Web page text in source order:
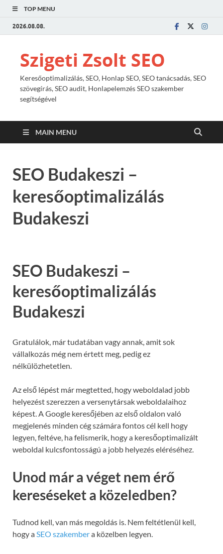
TOP MENU
2026.08.08.
Szigeti Zsolt SEO
Keresőoptimalizálás, SEO, Honlap SEO, SEO tanácsadás, SEO
szövegírás, SEO audit, Honlapelemzés SEO szakember
segítségével
MAIN MENU
SEO Budakeszi –
keresőoptimalizálás
Budakeszi
SEO Budakeszi –
keresőoptimalizálás
Budakeszi
Gratulálok, már tudatában vagy annak, amit sok
vállalkozás még nem értett meg, pedig ez
nélkülözhetetlen.
Az első lépést már megtetted, hogy weboldalad jobb
helyezést szerezzen a versenytársak weboldalaihoz
képest. A Google keresőjében az első oldalon való
megjelenés minden cég számára fontos cél kell hogy
legyen, feltéve, ha felismerik, hogy a keresőoptimalizált
weboldal kulcsfontosságú a jobb helyezés eléréséhez.
Unod már a véget nem érő
kereséseket a közeledben?
Tudnod kell, van más megoldás is. Nem feltétlenül kell,
hogy aSEO szakembera közelben legyen.